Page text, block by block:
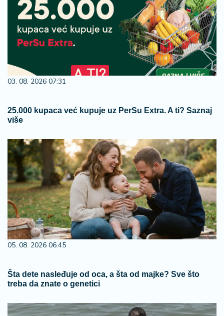
03. 08. 2026 07:31
25.000 kupaca već kupuje uz PerSu Extra. A ti? Saznaj
više
05. 08. 2026 06:45
Šta dete nasleđuje od oca, a šta od majke? Sve što
treba da znate o genetici